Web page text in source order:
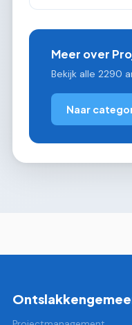
Meer over
Bekijk alle 2290
Naar